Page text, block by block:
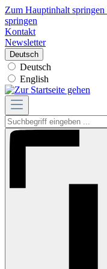
Zum Hauptinhalt springen
springen
Kontakt
Newsletter
Deutsch
Deutsch
English